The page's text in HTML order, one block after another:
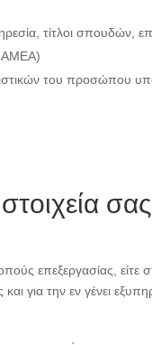
τίτλοι σπουδών,
ΑΜΕΑ)
του προσώπου
επεξεργασίας, είτε
για την εν γένει